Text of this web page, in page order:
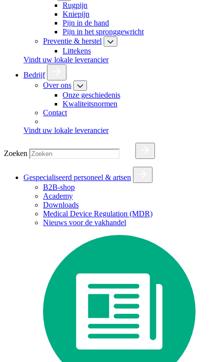
Rugpijn
Kniepijn
Pijn in de hand
Pijn in het spronggewricht
Preventie & herstel
Littekens
Vindt uw lokale leverancier
Bedrijf
Over ons
Onze geschiedenis
Kwaliteitsnormen
Contact
Vindt uw lokale leverancier
Zoeken
Gespecialiseerd personeel & artsen
B2B-shop
Academy
Downloads
Medical Device Regulation (MDR)
Nieuws voor de vakhandel